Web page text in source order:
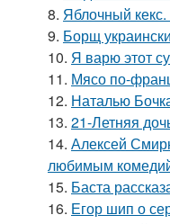
8. Яблочный
9. Борщ
10. Я варю этот
11. Мясо по-
12. Наталью
13. 21-Летняя
14. Алексей
любимым
15. Баста
16. Егор шип о